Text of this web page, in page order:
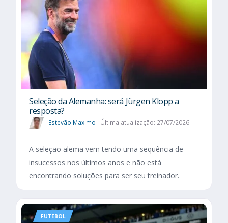
Seleção da Alemanha: será Jürgen Klopp a
resposta?
Estevão Maximo Última atualização: 27/07/2026
A seleção alemã vem tendo uma sequência de
insucessos nos últimos anos e não está
encontrando soluções para ser seu treinador.
FUTEBOL